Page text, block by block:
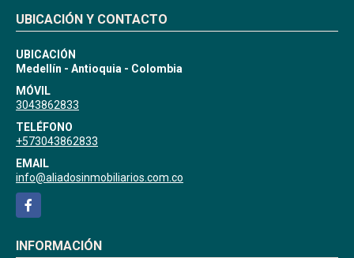
UBICACIÓN Y CONTACTO
UBICACIÓN
Medellín - Antioquia - Colombia
MÓVIL
3043862833
TELÉFONO
+573043862833
EMAIL
info@aliadosinmobiliarios.com.co
Facebook
INFORMACIÓN